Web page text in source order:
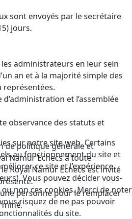
sont envoyés par le secrétaire
jours.
administrateurs en leur sein
an et à la majorité simple des
représentées.
d’administration et l’assemblée
observance des statuts et
de politique générale et
Namur Echecs à toute
Royal Namur Echecs est invité
personne pour le remplacer
sur notre site web. Certains
au fonctionnement du site et
ce site et l’expérience
Vous pouvez décider vous-
non ces cookies. Merci de noter
risquez de ne pas pouvoir
du site.